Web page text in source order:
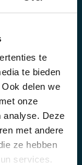
te
te bieden
delen we
onze
analyse. Deze
met andere
ze hebben
services.